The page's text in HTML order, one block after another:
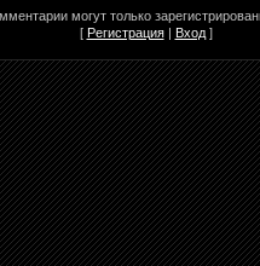
могут только
[ Регистрация| Вход]